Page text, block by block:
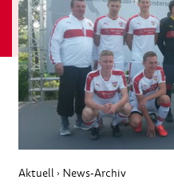
Aktuell › News-Archiv